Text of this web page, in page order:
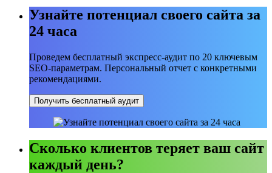
Узнайте потенциал своего сайта за
24 часа
Проведем бесплатный экспресс-аудит по 20 ключевым
SEO-параметрам. Персональный отчет с конкретными
рекомендациями.
Получить бесплатный аудит
Сколько клиентов теряет ваш сайт
каждый день?